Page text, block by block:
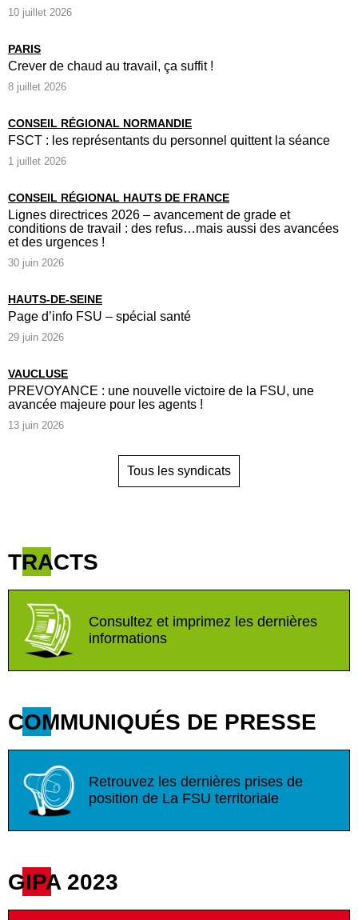
10 juillet 2026
PARIS
Crever de chaud au travail, ça suffit !
8 juillet 2026
CONSEIL RÉGIONAL NORMANDIE
FSCT : les représentants du personnel quittent la séance
1 juillet 2026
CONSEIL RÉGIONAL HAUTS DE FRANCE
Lignes directrices 2026 – avancement de grade et
conditions de travail : des refus…mais aussi des avancées
et des urgences !
30 juin 2026
HAUTS-DE-SEINE
Page d’info FSU – spécial santé
29 juin 2026
VAUCLUSE
PREVOYANCE : une nouvelle victoire de la FSU, une
avancée majeure pour les agents !
13 juin 2026
Tous les syndicats
TRACTS
Consultez et imprimez les dernières
informations
COMMUNIQUÉS DE PRESSE
Retrouvez les dernières prises de
position de La FSU territoriale
GIPA 2023